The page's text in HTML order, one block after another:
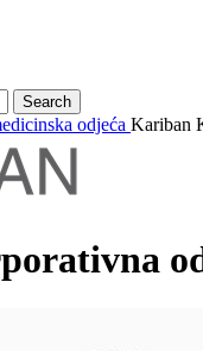
Search
odjeća Kariban